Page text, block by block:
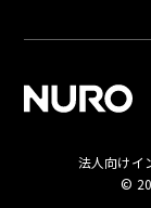
法人向けイ
©